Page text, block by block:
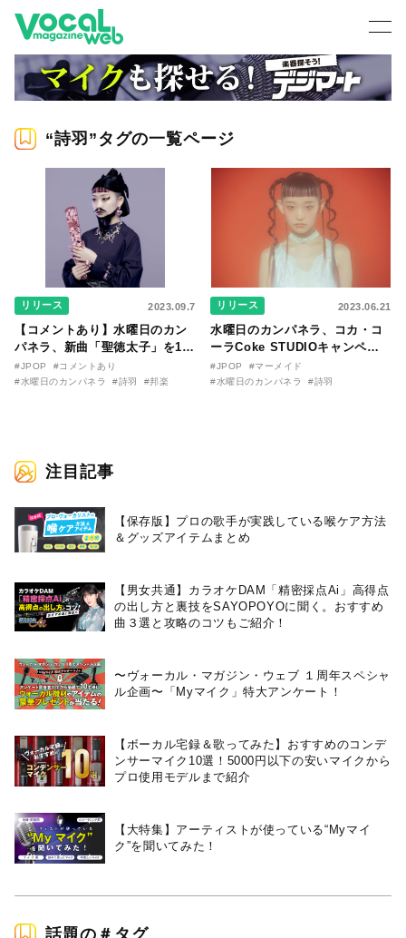
“詩羽”タグの一覧ページ
リリース 2023.09.7
【コメントあり】水曜日のカン
パネラ、新曲「聖徳太子」を10
月18日（水）にデジタルリリー
ス決定＆ジャケ写公開！ そして
#JPOP
#コメントあり
#水曜日のカンパネラ
#詩羽 #邦楽
リリース 2023.06.21
水曜日のカンパネラ、コカ・コ
ーラCoke STUDIOキャンペー
ンソング「マーメイド」が7/5に
デジタルリリース決定！ 詩羽が
#JPOP
#マーメイド
#水曜日のカンパネラ
#詩羽
注目記事
【保存版】プロの歌手が実践している喉ケア⽅法
＆グッズアイテムまとめ
【男女共通】カラオケDAM「精密採点Ai」高得点
の出し方と裏技をSAYOPOYOに聞く。おすすめ
曲３選と攻略のコツもご紹介！
〜ヴォーカル・マガジン・ウェブ １周年スペシャ
ル企画〜「Myマイク」特大アンケート！
【ボーカル宅録＆歌ってみた】おすすめのコンデ
ンサーマイク10選！5000円以下の安いマイクから
プロ使用モデルまで紹介
【大特集】アーティストが使っている“Myマイ
ク”を聞いてみた！
話題の＃タグ